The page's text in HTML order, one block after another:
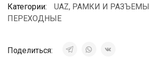
Категории:
UAZ, РАМКИ И РАЗЪЕМЫ
ПЕРЕХОДНЫЕ
Поделиться: